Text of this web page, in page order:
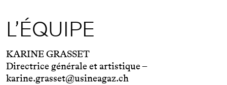
L’ÉQUIPE
KARINE GRASSET
Directrice générale et artistique –
karine.grasset@usineagaz.ch